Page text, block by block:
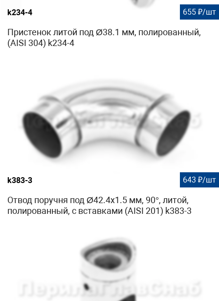
k234-4 655 ₽/шт
Пристенок литой под Ø38.1 мм, полированный,
(AISI 304) k234-4
k383-3 643 ₽/шт
Отвод поручня под Ø42.4х1.5 мм, 90°, литой,
полированный, с вставками (AISI 201) k383-3